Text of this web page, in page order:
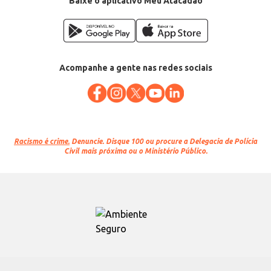
Acompanhe a gente nas redes sociais
Racismo é crime. Denuncie. Disque 100 ou procure a Delegacia de Polícia
Civil mais próxima ou o Ministério Público.